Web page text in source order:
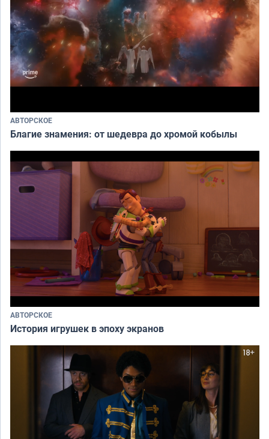
АВТОРСКОЕ
Благие знамения: от шедевра до хромой кобылы
АВТОРСКОЕ
История игрушек в эпоху экранов